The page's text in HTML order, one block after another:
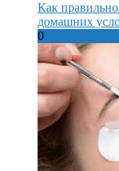
Как
домашних
0